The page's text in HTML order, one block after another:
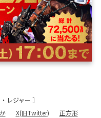
レジャー ］
X(旧Twitter) 正方形